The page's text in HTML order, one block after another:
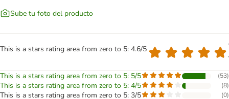
Sube tu foto del producto
This is a stars rating area from zero to 5: 4.6/5
This is a stars rating area from zero to 5: 5/5 (53)
This is a stars rating area from zero to 5: 4/5 (8)
This is a stars rating area from zero to 5: 3/5 (0)